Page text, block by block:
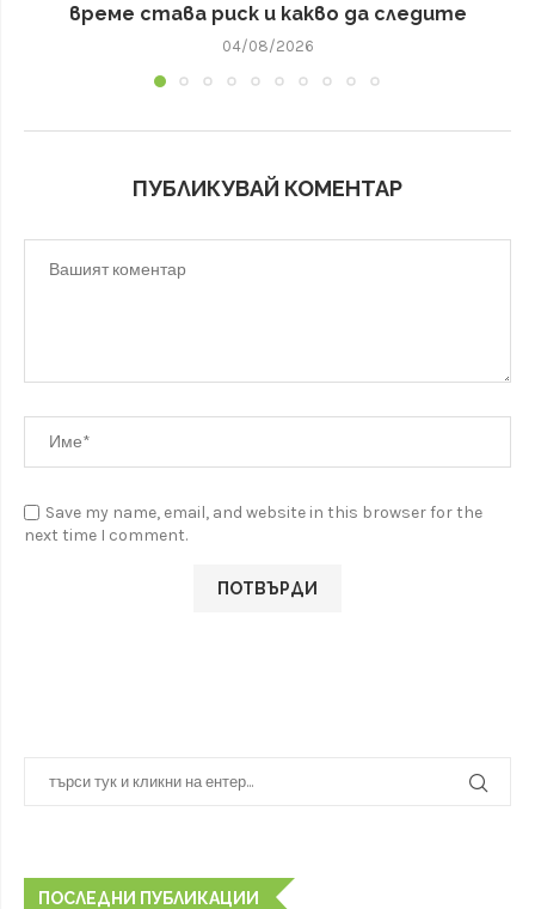
време става риск и какво да следите
04/08/2026
ПУБЛИКУВАЙ КОМЕНТАР
Save my name, email, and website in this browser for the
next time I comment.
ПОСЛЕДНИ ПУБЛИКАЦИИ